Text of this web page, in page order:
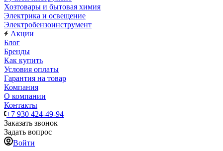
Хозтовары и бытовая химия
Электрика и освещение
Электробензоинструмент
Акции
Блог
Бренды
Как купить
Условия оплаты
Гарантия на товар
Компания
О компании
Контакты
+7 930 424-49-94
Заказать звонок
Задать вопрос
Войти